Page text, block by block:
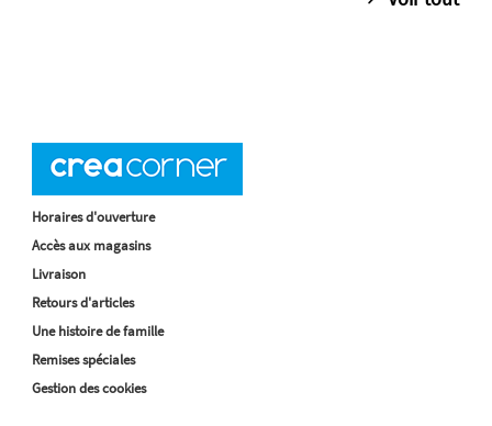
Horaires d'ouverture
Accès aux magasins
Livraison
Retours d'articles
Une histoire de famille
Remises spéciales
Gestion des cookies